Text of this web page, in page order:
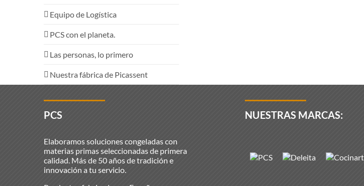
Equipo de Logística
PCS con el planeta.
Las personas, lo primero
Nuestra fábrica de Picassent
PCS
Elaboramos soluciones congeladas con
materias primas seleccionadas de primera
calidad. Más de 50 años de tradición e
innovación a tu servicio.
NUESTRAS MARCAS: